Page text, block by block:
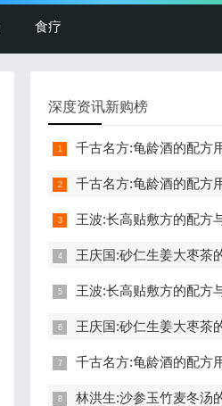
食疗
深度资讯新购榜
千古名方:龟龄酒的配方用量,功效,禁忌,补肾壮阳,延年
千古名方:龟龄酒的配方用量,功效,禁忌,补肾壮阳,延年
王波:长高贴敷方的配方与用法,功效与禁忌,长高,命门穴,
王庆国:砂仁生姜大枣茶的配方,功效与作用,怎么做,寒湿,
王波:长高贴敷方的配方与用法,功效与禁忌,长高,命门穴,
王庆国:砂仁生姜大枣茶的配方,功效与作用,怎么做,寒湿,
千古名方:龟龄酒的配方用量,功效,禁忌,补肾壮阳,延年
林洪生:沙参玉竹麦冬汤的功效与作用,做法,润肺,清肺